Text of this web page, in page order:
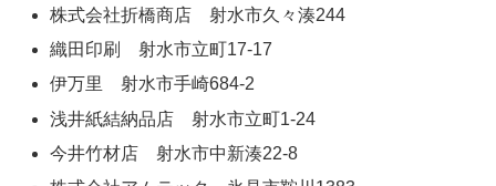
株式会社折橋商店 射水市久々湊244
織田印刷 射水市立町17-17
伊万里 射水市手崎684-2
浅井紙結納品店 射水市立町1-24
今井竹材店 射水市中新湊22-8